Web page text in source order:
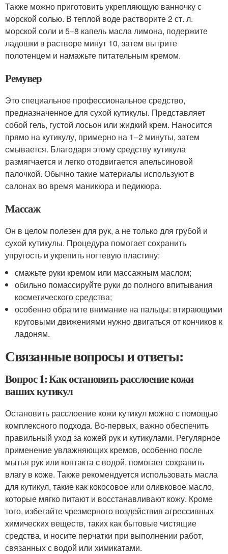
Также можно приготовить укрепляющую ванночку с
морской солью. В теплой воде растворите 2 ст. л.
морской соли и 5–8 капель масла лимона, подержите
ладошки в растворе минут 10, затем вытрите
полотенцем и намажьте питательным кремом.
Ремувер
Это специальное профессиональное средство,
предназначенное для сухой кутикулы. Представляет
собой гель, густой лосьон или жидкий крем. Наносится
прямо на кутикулу, примерно на 1–2 минуты, затем
смывается. Благодаря этому средству кутикула
размягчается и легко отодвигается апельсиновой
палочкой. Обычно такие материалы используют в
салонах во время маникюра и педикюра.
Массаж
Он в целом полезен для рук, а не только для грубой и
сухой кутикулы. Процедура помогает сохранить
упругость и укрепить ногтевую пластину:
смажьте руки кремом или массажным маслом;
обильно помассируйте руки до полного впитывания
косметического средства;
особенно обратите внимание на пальцы: втирающими
круговыми движениями нужно двигаться от кончиков к
ладоням.
Связанные вопросы и ответы:
Вопрос 1: Как остановить расслоение кожи
ваших кутикул
Остановить расслоение кожи кутикул можно с помощью
комплексного подхода. Во-первых, важно обеспечить
правильный уход за кожей рук и кутикулами. Регулярное
применение увлажняющих кремов, особенно после
мытья рук или контакта с водой, помогает сохранить
влагу в коже. Также рекомендуется использовать масла
для кутикул, такие как кокосовое или оливковое масло,
которые мягко питают и восстанавливают кожу. Кроме
того, избегайте чрезмерного воздействия агрессивных
химических веществ, таких как бытовые чистящие
средства, и носите перчатки при выполнении работ,
связанных с водой или химикатами.